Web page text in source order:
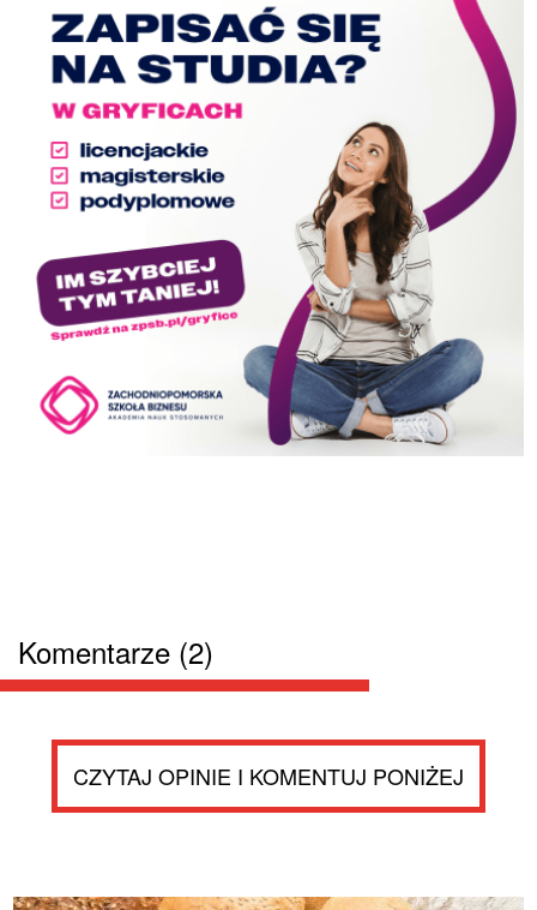
Komentarze (2)
CZYTAJ OPINIE I KOMENTUJ PONIŻEJ